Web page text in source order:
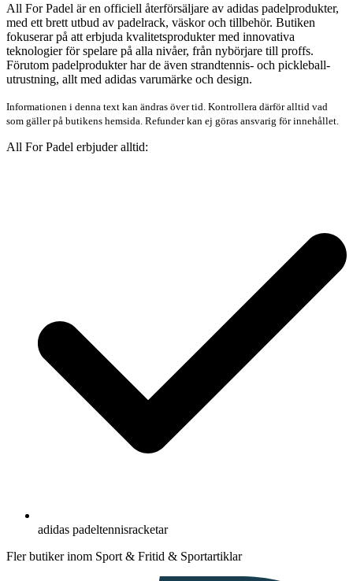
All For Padel är en officiell återförsäljare av adidas padelprodukter,
med ett brett utbud av padelrack, väskor och tillbehör. Butiken
fokuserar på att erbjuda kvalitetsprodukter med innovativa
teknologier för spelare på alla nivåer, från nybörjare till proffs.
Förutom padelprodukter har de även strandtennis- och pickleball-
utrustning, allt med adidas varumärke och design.
Informationen i denna text kan ändras över tid. Kontrollera därför alltid vad
som gäller på butikens hemsida. Refunder kan ej göras ansvarig för innehållet.
All For Padel erbjuder alltid:
adidas padeltennisracketar
Fler butiker inom Sport & Fritid & Sportartiklar